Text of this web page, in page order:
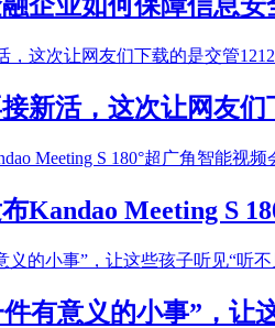
企业如何保障信息安
新活，这次让网友们
Kandao Meeting S
有意义的小事”，让